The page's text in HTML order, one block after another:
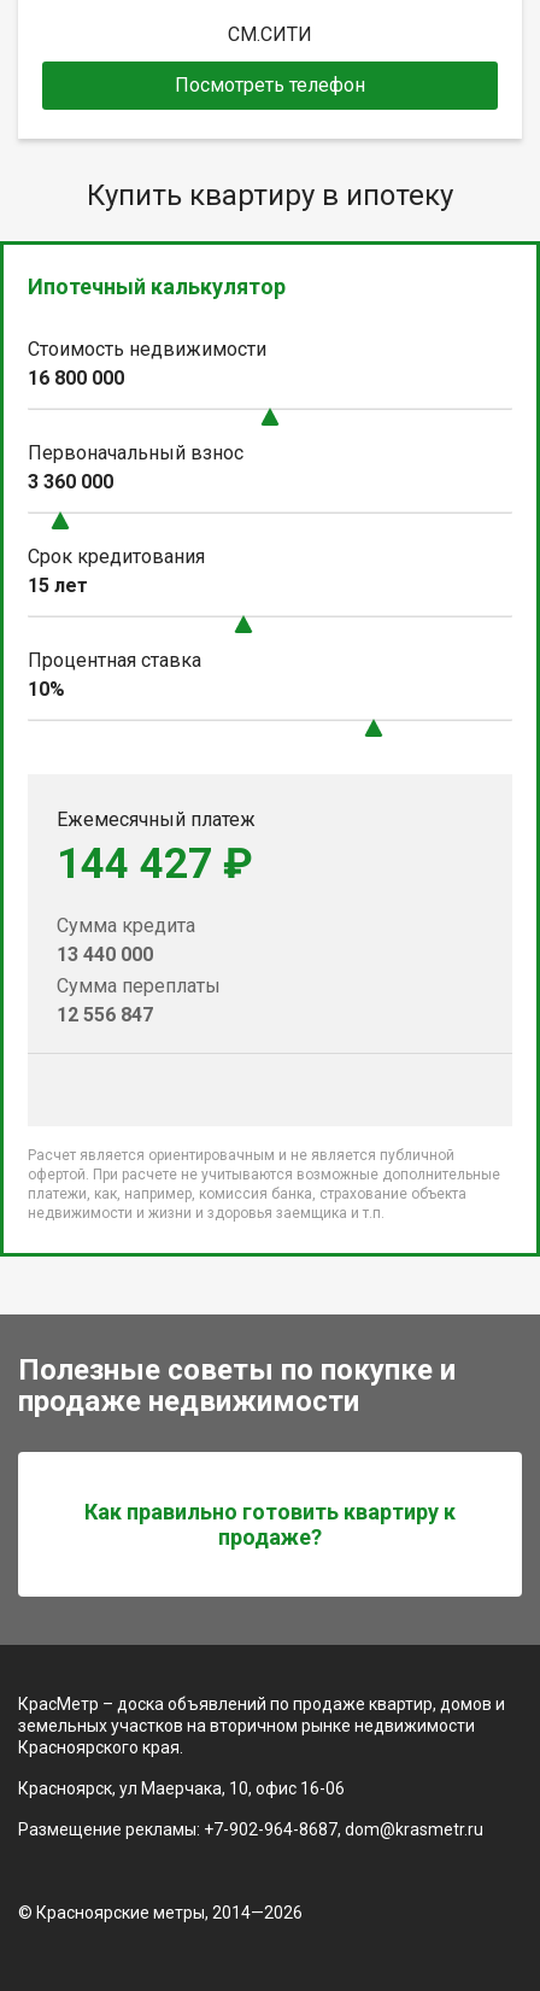
СМ.СИТИ
Посмотреть телефон
Купить квартиру в ипотеку
Ипотечный калькулятор
Стоимость недвижимости
16 800 000
Первоначальный взнос
3 360 000
Срок кредитования
15 лет
Процентная ставка
10%
Ежемесячный платеж
144 427 ₽
Сумма кредита
13 440 000
Сумма переплаты
12 556 847
Расчет является ориентировачным и не является публичной
офертой. При расчете не учитываются возможные дополнительные
платежи, как, например, комиссия банка, страхование объекта
недвижимости и жизни и здоровья заемщика и т.п.
Полезные советы по покупке и
продаже недвижимости
Как правильно готовить квартиру к
продаже?
КрасМетр – доска объявлений по продаже квартир, домов и
земельных участков на вторичном рынке недвижимости
Красноярского края.
Красноярск, ул Маерчака, 10, офис 16-06
Размещение рекламы: +7-902-964-8687, dom@krasmetr.ru
© Красноярские метры, 2014—2026